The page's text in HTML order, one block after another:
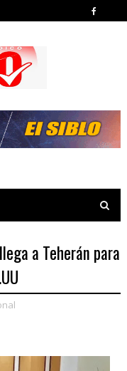
a Teherán para